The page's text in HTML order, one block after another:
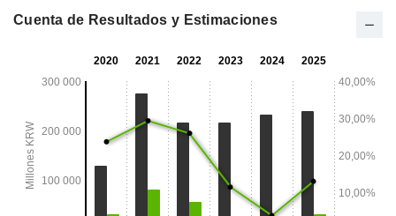
Cuenta de Resultados y Estimaciones